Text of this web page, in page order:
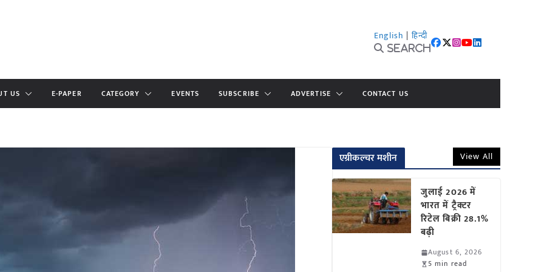
English | हिन्दी
Search
US E-PAPER CATEGORY EVENTS SUBSCRIBE ADVERTISE CONTACT US
एग्रीकल्चर मशीन View All
जुलाई 2026 में
भारत में ट्रैक्टर
रिटेल बिक्री 28.1%
बढ़ी
August 6, 2026
5 min read